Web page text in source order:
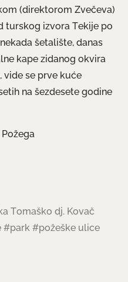
(direktorom Zvečeva)
turskog izvora Tekije po
šetalište, danas
kape zidanog okvira
vide se prve kuće
na šezdesete godine
Požega
Tomaško dj. Kovač
#park #požeške ulice